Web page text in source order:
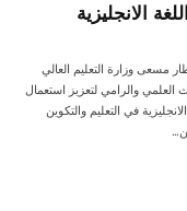
الانجليزية
مسعى وزارة التعليم العالي
العلمي والرامي لتعزيز استعمال
في التعليم والتكوين